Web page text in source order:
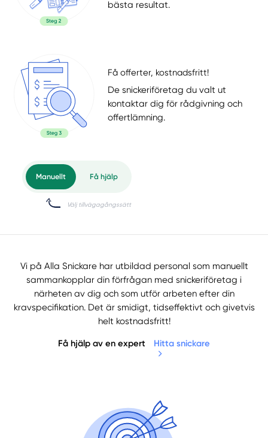
bästa resultat.
Få offerter, kostnadsfritt!
De snickeriföretag du valt ut
kontaktar dig för rådgivning och
offertlämning.
Vi på Alla Snickare har utbildad personal som manuellt
sammankopplar din förfrågan med snickeriföretag i
närheten av dig och som utför arbeten efter din
kravspecifikation. Det är smidigt, tidseffektivt och givetvis
helt kostnadsfritt!
Få hjälp av en expert Hitta snickare